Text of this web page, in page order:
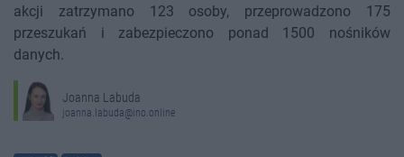
akcji zatrzymano 123 osoby, przeprowadzono 175
przeszukań i zabezpieczono ponad 1500 nośników
danych.
Joanna Labuda
joanna.labuda@ino.online